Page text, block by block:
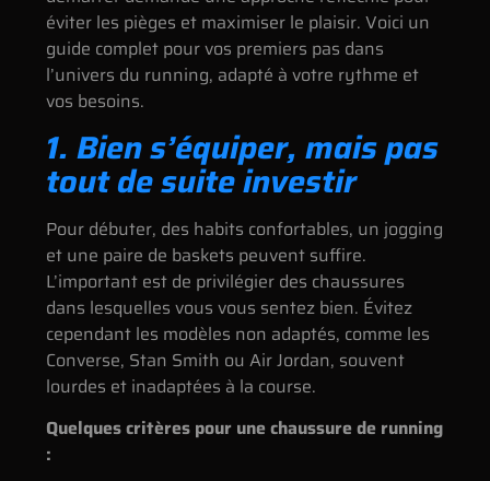
éviter les pièges et maximiser le plaisir. Voici un
guide complet pour vos premiers pas dans
l’univers du running, adapté à votre rythme et
vos besoins.
1. Bien s’équiper, mais pas
tout de suite investir
Pour débuter, des habits confortables, un jogging
et une paire de baskets peuvent suffire.
L’important est de privilégier des chaussures
dans lesquelles vous vous sentez bien. Évitez
cependant les modèles non adaptés, comme les
Converse, Stan Smith ou Air Jordan, souvent
lourdes et inadaptées à la course.
Quelques critères pour une chaussure de running
: